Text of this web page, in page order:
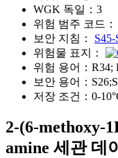
WGK 독일： 3
위험 범주 코드：
보안 지침：
S45-
위험물 표지：
위험 용어： R34;
보안 용어：
저장 조건： 0-
2-(6-methoxy-
amine 세관 데